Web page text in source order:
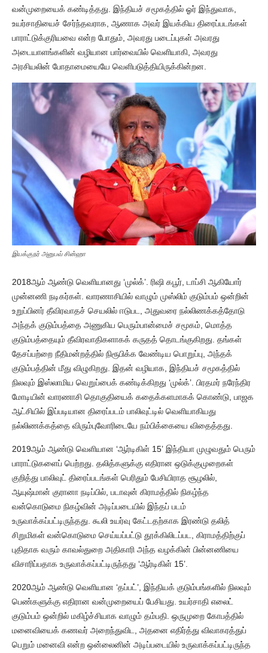
வன்முறையைக் கண்டித்தது. இந்தியச் சமூகத்தில் ஓர் இந்துவாக,
உயர்சாதியைச் சேர்ந்தவராக, ஆணாக அவர் இயக்கிய திரைப்படங்கள்
பாராட்டுக்குரியவை என்ற போதும், அவரது படைப்புகள் அவரது
அடையாளங்களின் வழியான பார்வையில் வெளியாகி, அவரது
அரசியலின் போதாமையையே வெளிபடுத்தியிருக்கின்றன.
இயக்குநர் அனுபவ் சின்ஹா
2018ஆம் ஆண்டு வெளியானது ‘முல்க்’. ரிஷி கபூர், டாப்சி ஆகியோர்
முன்னணி நடிகர்கள். வாரணாசியில் வாழும் முஸ்லிம் குடும்பம் ஒன்றின்
உறுப்பினர் தீவிரவாதச் செயலில் ஈடுபட, அதுவரை நல்லிணக்கத்தோடு
அந்தக் குடும்பத்தை அணுகிய பெரும்பான்மைச் சமூகம், மொத்த
குடும்பத்தையும் தீவிரவாதிகளாகக் கருதத் தொடங்குகிறது. தங்கள்
தேசப்பற்றை நீதிமன்றத்தில் நிரூபிக்க வேண்டிய பொறுப்பு, அந்தக்
குடும்பத்தின் மீது விழுகிறது. இதன் வழியாக, இந்தியச் சமூகத்தில்
நிலவும் இஸ்லாமிய வெறுப்பைக் கண்டிக்கிறது ‘முல்க்’. பிரதமர் நரேந்திர
மோடியின் வாரணாசி தொகுதியைக் கதைக்களமாகக் கொண்டு, பாஜக
ஆட்சியில் இப்படியான திரைப்படம் பாலிவுட்டில் வெளியாகியது
நல்லிணக்கத்தை விரும்புவோரிடையே நம்பிக்கையை விதைத்தது.
2019ஆம் ஆண்டு வெளியான ‘ஆர்டிகிள் 15’ இந்தியா முழுவதும் பெரும்
பாராட்டுகளைப் பெற்றது. தலித்களுக்கு எதிரான ஒடுக்குமுறைகள்
குறித்து பாலிவுட் திரைப்படங்கள் பெரிதும் பேசியிராத சூழலில்,
ஆயுஷ்மான் குரானா நடிப்பில், படாவுன் கிராமத்தில் நிகழ்ந்த
வன்கொடுமை நிகழ்வின் அடிப்படையில் இந்தப் படம்
உருவாக்கப்பட்டிருந்தது. கூலி உயர்வு கேட்டதற்காக இரண்டு தலித்
சிறுமிகள் வன்கொடுமை செய்யப்பட்டு தூக்கிலிடப்பட, கிராமத்திற்குப்
புதிதாக வரும் காவல்துறை அதிகாரி அந்த வழக்கின் பின்னணியை
விசாரிப்பதாக உருவாக்கப்பட்டிருந்தது ‘ஆர்டிகிள் 15’.
2020ஆம் ஆண்டு வெளியான ‘தப்பட்’, இந்தியக் குடும்பங்களில் நிலவும்
பெண்களுக்கு எதிரான வன்முறையைப் பேசியது. உயர்சாதி எலைட்
குடும்பம் ஒன்றில் மகிழ்ச்சியாக வாழும் தம்பதி. ஒருமுறை கோபத்தில்
மனைவியைக் கணவர் அறைந்துவிட, அதனை எதிர்த்து விவாகரத்துப்
பெறும் மனைவி என்ற ஒன்லைனின் அடிப்படையில் உருவாக்கப்பட்டிருந்த